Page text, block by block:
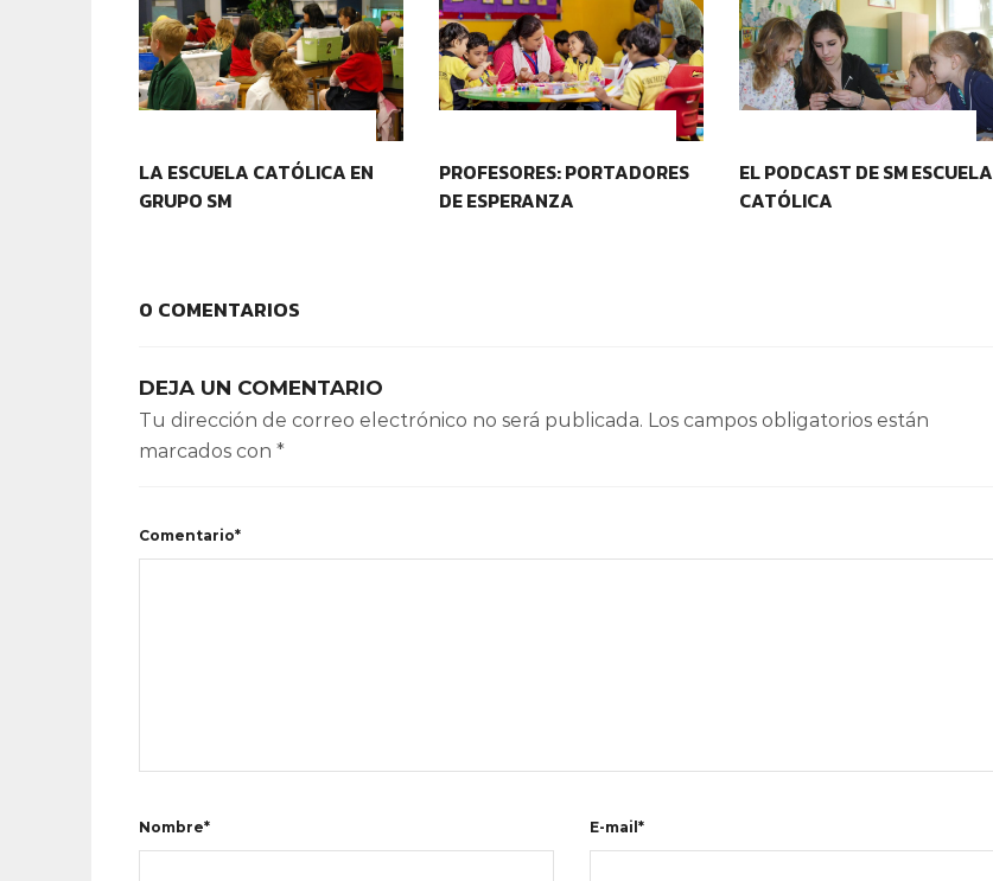
LA ESCUELA CATÓLICA EN
GRUPO SM
PROFESORES: PORTADORES
DE ESPERANZA
EL PODCAST DE SM ESCUELA
CATÓLICA
0 COMENTARIOS
DEJA UN COMENTARIO
Tu dirección de correo electrónico no será publicada. Los campos obligatorios están
marcados con *
Comentario*
Nombre* E-mail*